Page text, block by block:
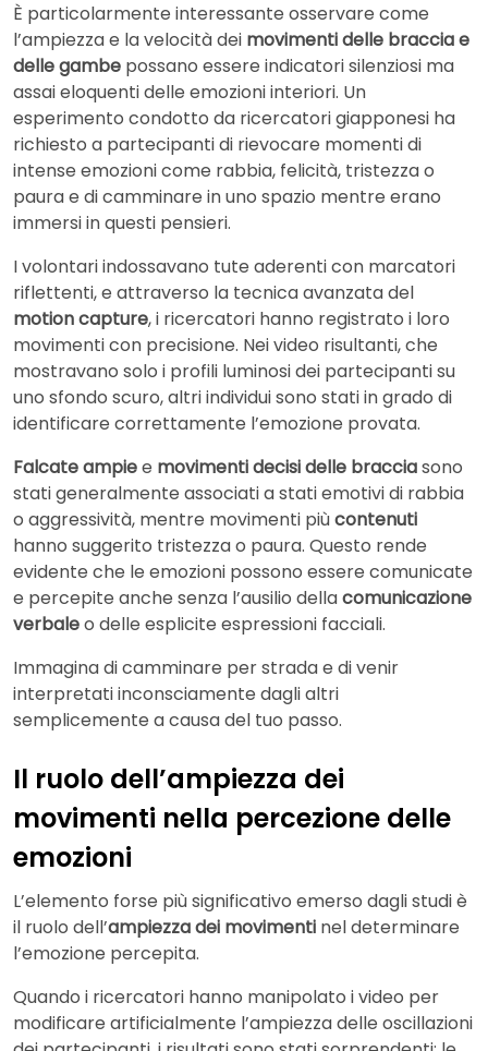
È particolarmente interessante osservare come
l’ampiezza e la velocità dei movimenti delle braccia e
delle gambe possano essere indicatori silenziosi ma
assai eloquenti delle emozioni interiori. Un
esperimento condotto da ricercatori giapponesi ha
richiesto a partecipanti di rievocare momenti di
intense emozioni come rabbia, felicità, tristezza o
paura e di camminare in uno spazio mentre erano
immersi in questi pensieri.
I volontari indossavano tute aderenti con marcatori
riflettenti, e attraverso la tecnica avanzata del
motion capture, i ricercatori hanno registrato i loro
movimenti con precisione. Nei video risultanti, che
mostravano solo i profili luminosi dei partecipanti su
uno sfondo scuro, altri individui sono stati in grado di
identificare correttamente l’emozione provata.
Falcate ampiee movimenti decisi delle bracciasono
stati generalmente associati a stati emotivi di rabbia
o aggressività, mentre movimenti piùcontenuti
hanno suggerito tristezza o paura. Questo rende
evidente che le emozioni possono essere comunicate
e percepite anche senza l’ausilio dellacomunicazione
verbaleo delle esplicite espressioni facciali.
Immagina di camminare per strada e di venir
interpretati inconsciamente dagli altri
semplicemente a causa del tuo passo.
Il ruolo dell’ampiezza dei
movimenti nella percezione delle
emozioni
L’elemento forse più significativo emerso dagli studi è
il ruolo dell’ampiezza dei movimenti nel determinare
l’emozione percepita.
Quando i ricercatori hanno manipolato i video per
modificare artificialmente l’ampiezza delle oscillazioni